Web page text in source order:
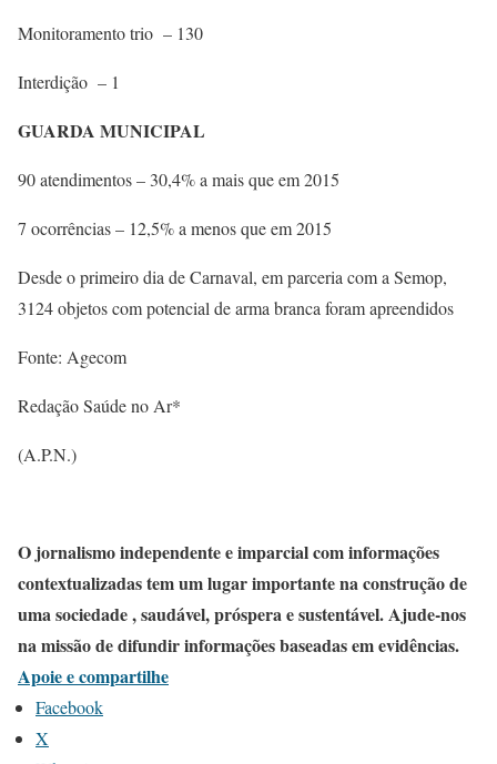
Monitoramento trio – 130
Interdição – 1
GUARDA MUNICIPAL
90 atendimentos – 30,4% a mais que em 2015
7 ocorrências – 12,5% a menos que em 2015
Desde o primeiro dia de Carnaval, em parceria com a Semop,
3124 objetos com potencial de arma branca foram apreendidos
Fonte: Agecom
Redação Saúde no Ar*
(A.P.N.)
O jornalismo independente e imparcial com informações
contextualizadas tem um lugar importante na construção de
uma sociedade , saudável, próspera e sustentável. Ajude-nos
na missão de difundir informações baseadas em evidências.
Apoie e compartilhe
Facebook
X